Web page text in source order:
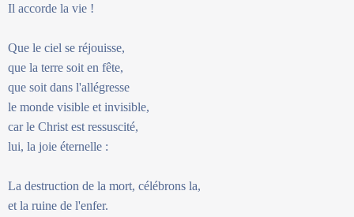
Il accorde la vie !
Que le ciel se réjouisse,
que la terre soit en fête,
que soit dans l'allégresse
le monde visible et invisible,
car le Christ est ressuscité,
lui, la joie éternelle :
La destruction de la mort, célébrons la,
et la ruine de l'enfer.